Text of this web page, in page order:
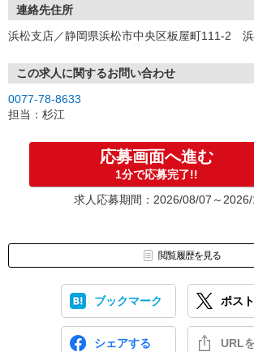
連絡先住所
浜松支店／静岡県浜松市中央区板屋町111-2
この求人に関するお問い合わせ
0077-78-8633
担当：杉江
応募画面へ進む
1分で応募完了!!
求人応募期間：2026/08/07～
閲覧履歴を見る
ブックマーク ポス
シェアする URL